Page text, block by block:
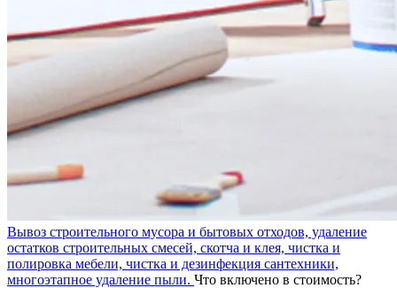
Вывоз строительного мусора и бытовых отходов, удаление
остатков строительных смесей, скотча и клея, чистка и
полировка мебели, чистка и дезинфекция сантехники,
многоэтапное удаление пыли. Что включено в стоимость?